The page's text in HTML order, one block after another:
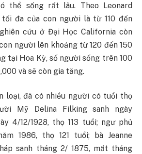
thể sống rất lâu. Theo Leonard
đa của con người là từ 110 đến
cứu ở Đại HọcCalifornia còn
người lên khoảng từ 120 đến 150
tại Hoa Kỳ, số người sống trên 100
và sẽ còn gia tăng.
loại, đã có nhiều người có tuổi thọ
Mỹ Delina Filking sanh ngày
4/12/1928, thọ 113 tuổi; ngư phủ
1986, thọ 121 tuổi; bà Jeanne
sanh tháng 2/ 1875, mất tháng